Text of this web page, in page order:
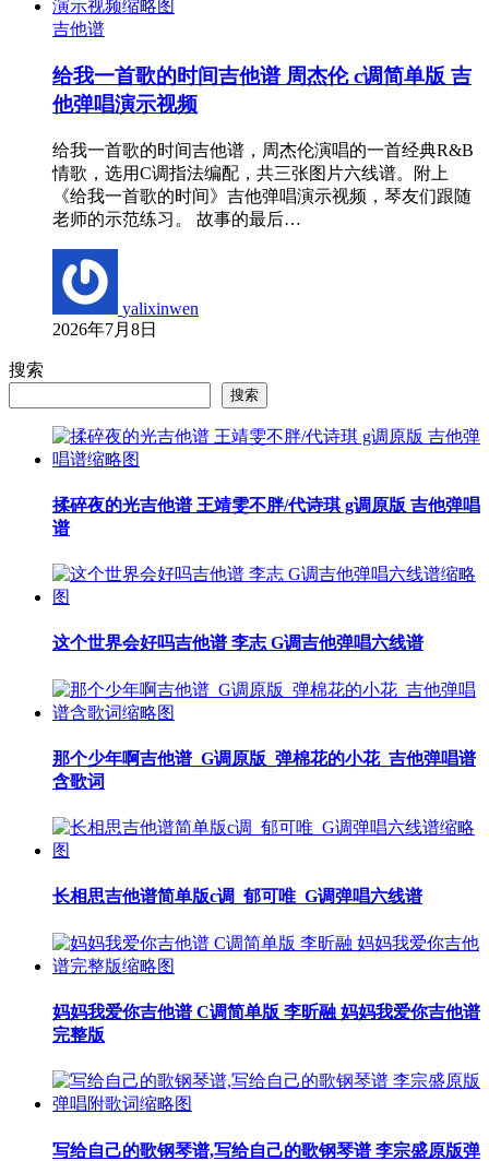
吉他谱
给我一首歌的时间吉他谱 周杰伦 c调简单版 吉
他弹唱演示视频
给我一首歌的时间吉他谱，周杰伦演唱的一首经典R&B
情歌，选用C调指法编配，共三张图片六线谱。附上
《给我一首歌的时间》吉他弹唱演示视频，琴友们跟随
老师的示范练习。 故事的最后…
yalixinwen
2026年7月8日
搜索
搜索
揉碎夜的光吉他谱 王靖雯不胖/代诗琪 g调原版 吉他弹唱
谱
这个世界会好吗吉他谱 李志 G调吉他弹唱六线谱
那个少年啊吉他谱_G调原版_弹棉花的小花_吉他弹唱谱
含歌词
长相思吉他谱简单版c调_郁可唯_G调弹唱六线谱
妈妈我爱你吉他谱 C调简单版 李昕融 妈妈我爱你吉他谱
完整版
写给自己的歌钢琴谱,写给自己的歌钢琴谱 李宗盛原版弹